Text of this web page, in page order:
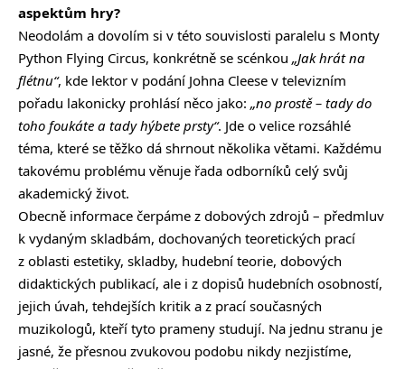
aspektům hry?
Neodolám a dovolím si v této souvislosti paralelu s Monty
Python Flying Circus, konkrétně se scénkou „Jak hrát na
flétnu“, kde lektor v podání Johna Cleese v televizním
pořadu lakonicky prohlásí něco jako: „no prostě – tady do
toho foukáte a tady hýbete prsty“. Jde o velice rozsáhlé
téma, které se těžko dá shrnout několika větami. Každému
takovému problému věnuje řada odborníků celý svůj
akademický život.
Obecně informace čerpáme z dobových zdrojů – předmluv
k vydaným skladbám, dochovaných teoretických prací
z oblasti estetiky, skladby, hudební teorie, dobových
didaktických publikací, ale i z dopisů hudebních osobností,
jejich úvah, tehdejších kritik a z prací současných
muzikologů, kteří tyto prameny studují. Na jednu stranu je
jasné, že přesnou zvukovou podobu nikdy nezjistíme,